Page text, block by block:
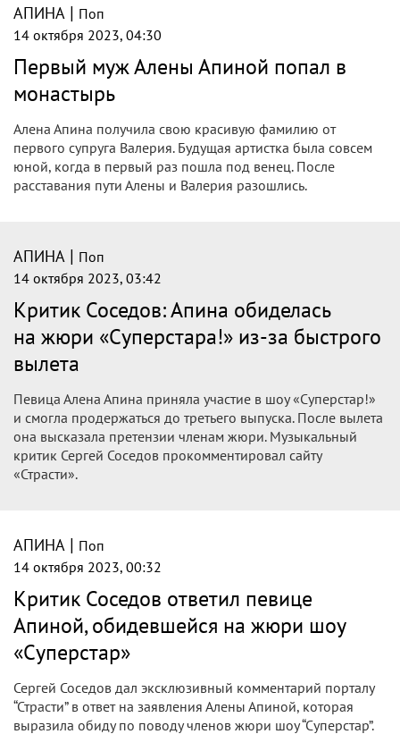
АПИНА | Поп
14 октября 2023, 04:30
Первый муж Алены Апиной попал в
монастырь
Алена Апина получила свою красивую фамилию от
первого супруга Валерия. Будущая артистка была совсем
юной, когда в первый раз пошла под венец. После
расставания пути Алены и Валерия разошлись.
АПИНА | Поп
14 октября 2023, 03:42
Критик Соседов: Апина обиделась
на жюри «Суперстара!» из-за быстрого
вылета
Певица Алена Апина приняла участие в шоу «Суперстар!»
и смогла продержаться до третьего выпуска. После вылета
она высказала претензии членам жюри. Музыкальный
критик Сергей Соседов прокомментировал сайту
«Страсти».
АПИНА | Поп
14 октября 2023, 00:32
Критик Соседов ответил певице
Апиной, обидевшейся на жюри шоу
«Суперстар»
Сергей Соседов дал эксклюзивный комментарий порталу
“Страсти” в ответ на заявления Алены Апиной, которая
выразила обиду по поводу членов жюри шоу “Суперстар”.